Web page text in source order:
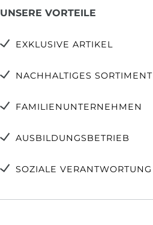
UNSERE VORTEILE
EXKLUSIVE ARTIKEL
NACHHALTIGES SORTIMENT
FAMILIENUNTERNEHMEN
AUSBILDUNGSBETRIEB
SOZIALE VERANTWORTUNG